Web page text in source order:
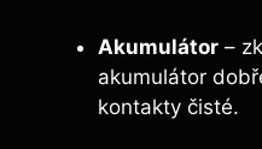
Akumulátor –
akumulátor
kontakty čisté.